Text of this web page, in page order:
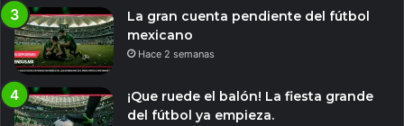
La gran cuenta pendiente del fútbol
mexicano
Hace 2 semanas
¡Que ruede el balón! La fiesta grande
del fútbol ya empieza.